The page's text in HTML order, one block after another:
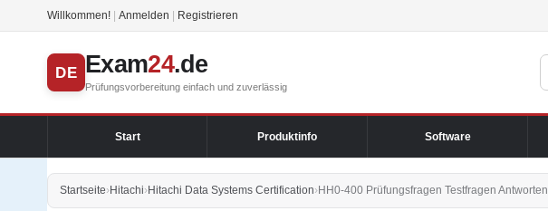
Willkommen! Anmelden Registrieren
DE Exam24.de
Prüfungsvorbereitung einfach und zuverlässig
Start Produktinfo Software
Startseite›Hitachi›Hitachi Data Systems Certification›HH0-400 Prüfungsfragen Testfragen Antworten